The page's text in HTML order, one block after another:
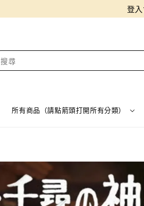
搜尋
所有商品（請點箭頭打開所有分類）